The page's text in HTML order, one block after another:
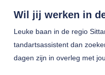
Wil jij werken in
Leuke baan in de regio
tandartsassistent dan
dagen zijn in overleg met